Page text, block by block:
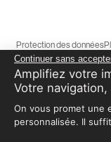
Protection des données
Continuer sans
Amplifiez votre
Votre
On vous promet une
personnalisée. Il